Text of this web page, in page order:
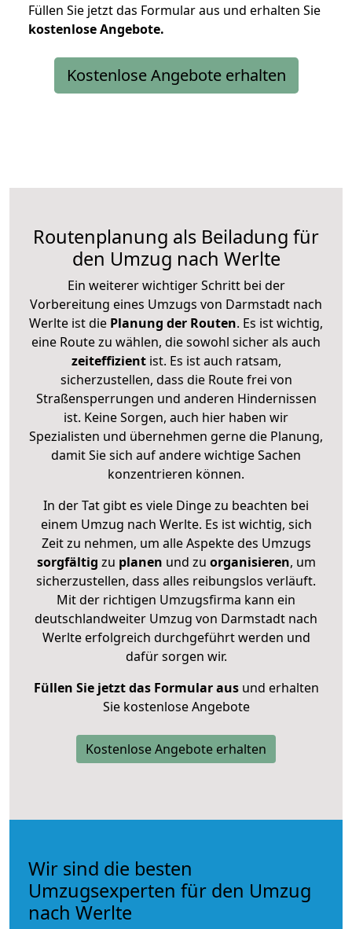
Füllen Sie jetzt das Formular aus und erhalten Sie
kostenloseAngebote.
Kostenlose Angebote erhalten
Routenplanung als Beiladung für
den Umzug nach Werlte
Ein weiterer wichtiger Schritt bei der
Vorbereitung eines Umzugs von Darmstadt nach
Werlte ist die Planung der Routen. Es ist wichtig,
eine Route zu wählen, die sowohl sicher als auch
zeiteffizientist. Es ist auch ratsam,
sicherzustellen, dass die Route frei von
Straßensperrungen und anderen Hindernissen
ist. Keine Sorgen, auch hier haben wir
Spezialisten und übernehmen gerne die Planung,
damit Sie sich auf andere wichtige Sachen
konzentrieren können.
In der Tat gibt es viele Dinge zu beachten bei
einem Umzug nach Werlte. Es ist wichtig, sich
Zeit zu nehmen, um alle Aspekte des Umzugs
sorgfältig zu planen und zu organisieren, um
sicherzustellen, dass alles reibungslos verläuft.
Mit der richtigen Umzugsfirma kann ein
deutschlandweiter Umzug von Darmstadt nach
Werlte erfolgreich durchgeführt werden und
dafür sorgen wir.
Füllen Sie jetzt das Formular ausund erhalten
Sie kostenlose Angebote
Kostenlose Angebote erhalten
Wir sind die besten
Umzugsexperten für den Umzug
nach Werlte